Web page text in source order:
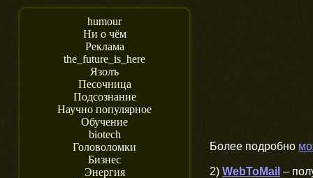
humour
Ни о чём
Реклама
the_future_is_here
Язолъ
Песочница
Подсознание
Научно популярное
Обучение
biotech
Головоломки
Бизнес
Энергия
Более подробно
2) WebToMail –